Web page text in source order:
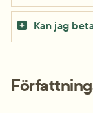
Kan jag